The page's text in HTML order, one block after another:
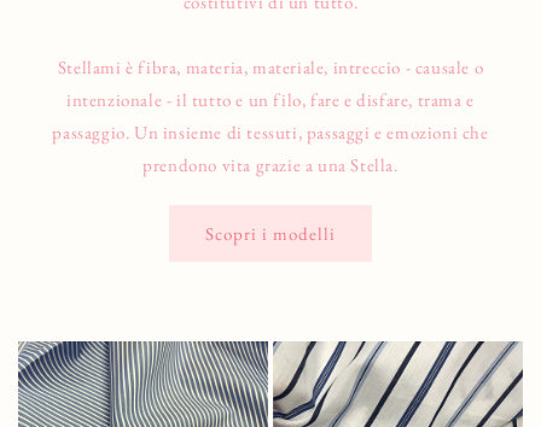
Stellami è fibra, materia, materiale, intreccio - causale o
intenzionale - il tutto e un filo, fare e disfare, trama e
passaggio. Un insieme di tessuti, passaggi e emozioni che
prendono vita grazie a una Stella.
Scopri i modelli